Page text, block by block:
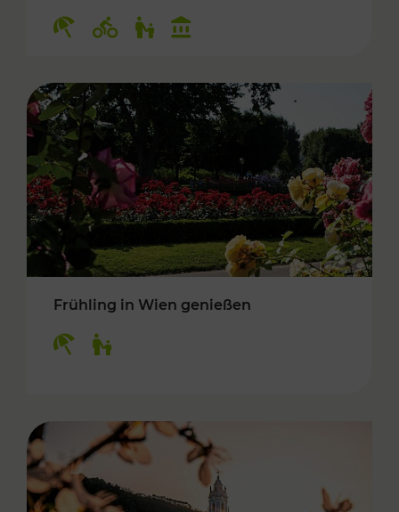
Frühling in Wien genießen